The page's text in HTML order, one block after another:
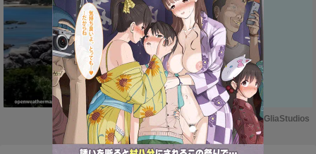
M
Powered by GliaStudios